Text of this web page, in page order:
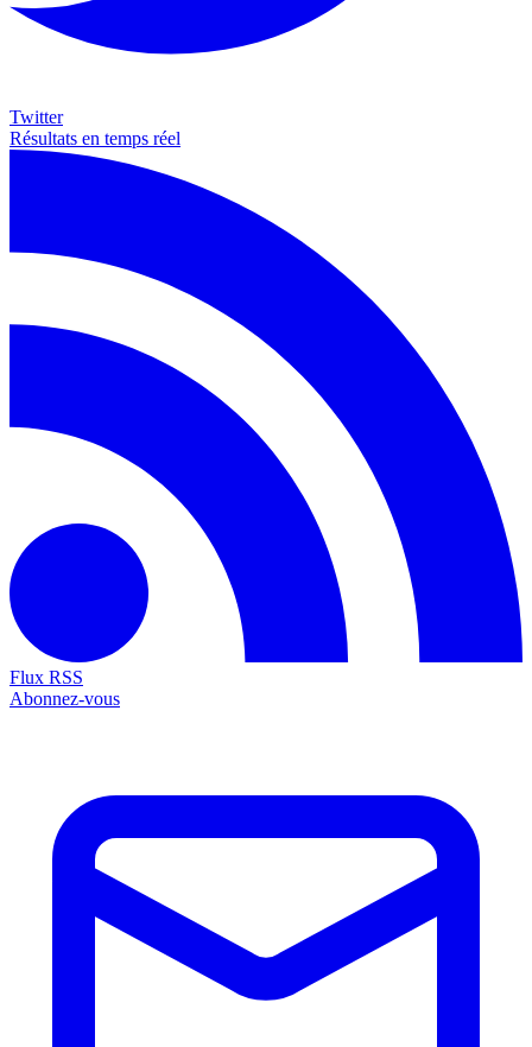
Twitter
Résultats en temps réel
Flux RSS
Abonnez-vous